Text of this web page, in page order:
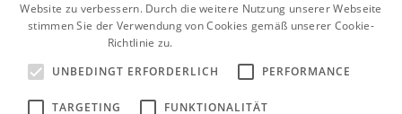
Website zu verbessern. Durch die weitere Nutzung unserer Webseite
stimmen Sie der Verwendung von Cookies gemäß unserer Cookie-
Richtlinie zu.
UNBEDINGT ERFORDERLICH
PERFORMANCE
TARGETING FUNKTIONALITÄT